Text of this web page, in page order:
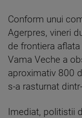
Conform unui
Agerpres, vineri
de frontiera
Vama Veche a
aproximativ 800
s-a rasturnat
Imediat, politistii